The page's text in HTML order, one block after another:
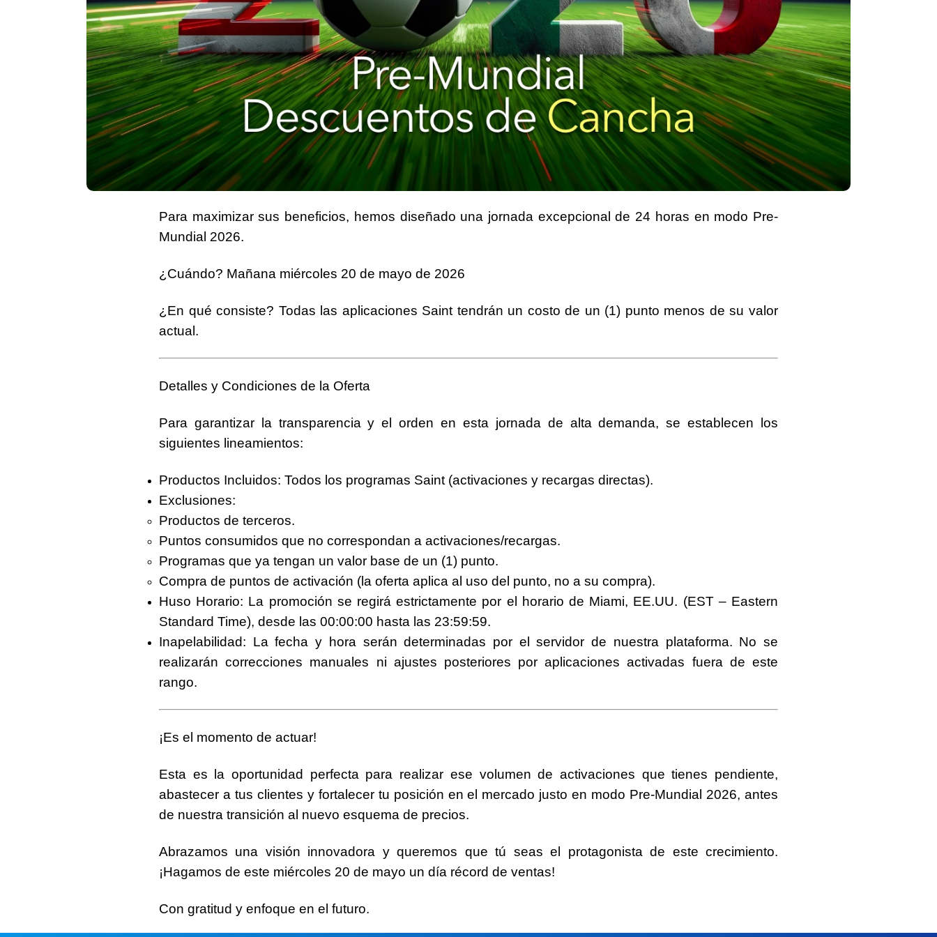
Para maximizar sus beneficios, hemos diseñado una jornada excepcional de 24 horas en modo Pre-
Mundial 2026.
¿Cuándo? Mañana miércoles 20 de mayo de 2026
¿En qué consiste? Todas las aplicaciones Saint tendrán un costo de un (1) punto menos de su valor
actual.
Detalles y Condiciones de la Oferta
Para garantizar la transparencia y el orden en esta jornada de alta demanda, se establecen los
siguientes lineamientos:
Productos Incluidos: Todos los programas Saint (activaciones y recargas directas).
Exclusiones:
Productos de terceros.
Puntos consumidos que no correspondan a activaciones/recargas.
Programas que ya tengan un valor base de un (1) punto.
Compra de puntos de activación (la oferta aplica al uso del punto, no a su compra).
Huso Horario: La promoción se regirá estrictamente por el horario de Miami, EE.UU. (EST – Eastern
Standard Time), desde las 00:00:00 hasta las 23:59:59.
Inapelabilidad: La fecha y hora serán determinadas por el servidor de nuestra plataforma. No se
realizarán correcciones manuales ni ajustes posteriores por aplicaciones activadas fuera de este
rango.
¡Es el momento de actuar!
Esta es la oportunidad perfecta para realizar ese volumen de activaciones que tienes pendiente,
abastecer a tus clientes y fortalecer tu posición en el mercado justo en modo Pre-Mundial 2026, antes
de nuestra transición al nuevo esquema de precios.
Abrazamos una visión innovadora y queremos que tú seas el protagonista de este crecimiento.
¡Hagamos de este miércoles 20 de mayo un día récord de ventas!
Con gratitud y enfoque en el futuro.